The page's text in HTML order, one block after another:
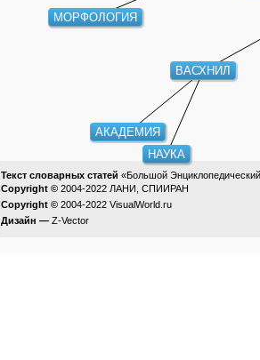
ВАСХНИЛ
МОРФОЛОГИЯ
АКАДЕМИЯ
НАУКА
Текст словарных статей «Большой
Copyright © 2004-2022 ЛАНИ, СПИИРАН
Copyright © 2004-2022 VisualWorld.ru
Дизайн — Z-Vector